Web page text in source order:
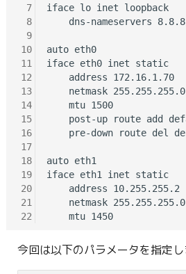
7
8
9
10
11
12
13
14
15
16
17
18
19
20
21
22
iface lo inet loopback
dns-nameservers
auto eth0
iface eth0 inet static
    address 172.16.1.70
    netmask 255.255.255.0
    mtu 1500
post-up route add
pre-down route del
auto eth1
iface eth1 inet static
    address 10.255.255.2
    netmask 255.255.255.0
    mtu 1450
今回は以下のパラメータを指定し